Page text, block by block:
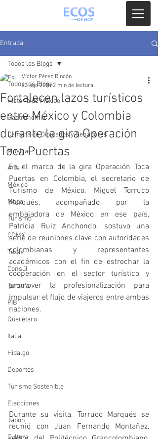
Entrada
Todos los Blogs
Historia de México
Gastronomia
Camara de Diputados y Senadores
Música
Arte
México
Moda
Turismo
CDMX
Texas
Consúl
Turquía
PIB
Querétaro
Italia
Hidalgo
Deportes
Turismo Sostenible
Elecciones
Japón
Cultura
Todos los Blogs
Fortalecen lazos turísticos
entre México y Colombia
durante la gira Operación
Toca Puertas
Víctor Pérez Rincón
23 ago 2024 2 min de lectura
En el marco de la gira Operación Toca
Puertas en Colombia, el secretario de
Turismo de México, Miguel Torruco
Marqués, acompañado por la
embajadora de México en ese país,
Patricia Ruiz Anchondo, sostuvo una
serie de reuniones clave con autoridades
colombianas y representantes
académicos con el fin de estrechar la
cooperación en el sector turístico y
promover la profesionalización para
impulsar el flujo de viajeros entre ambas
naciones.
Durante su visita, Torruco Marqués se
reunió con Juan Fernando Montañez,